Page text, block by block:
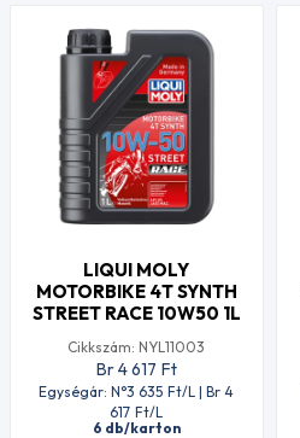
LIQUI MOLY
MOTORBIKE 4T SYNTH
STREET RACE 10W50 1L
Cikkszám: NYL11003
Br 4 617 Ft
Egységár: N°3 635 Ft/L | Br 4
617 Ft/L
6 db/karton